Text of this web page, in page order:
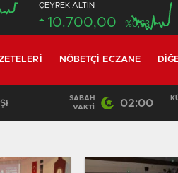
ÇEYREK ALTIN
10.700,00 %0,63
NÖBETÇI ECZANE
12:49 / 17
SABAH
VAKTI
02:00